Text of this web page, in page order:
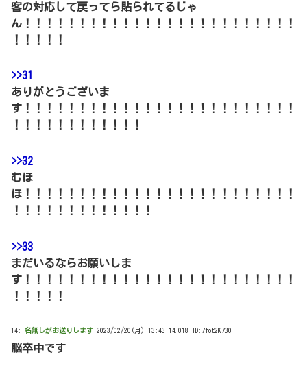
客の対応して戻ってら貼られてるじゃ
ん！！！！！！！！！！！！！！！！！！！！！！！！！
！！！！！
>>31
ありがとうございま
す！！！！！！！！！！！！！！！！！！！！！！！！！
！！！！！！！！！！！！
>>32
むほ
ほ！！！！！！！！！！！！！！！！！！！！！！！！！
！！！！！！！！！！！！！
>>33
まだいるならお願いしま
す！！！！！！！！！！！！！！！！！！！！！！！！！
！！！！！
14: 名無しがお送りします 2023/02/20(月) 13:43:14.018 ID:7fot2K730
脳卒中です